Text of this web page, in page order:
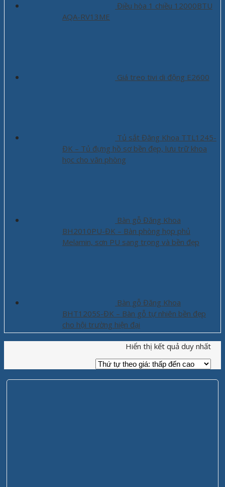
Điều hòa 1 chiều 12000BTU
AQA-RV13ME
Giá treo tivi di động E2600
Tủ sắt Đăng Khoa TTL1245-
ĐK – Tủ đựng hồ sơ bền đẹp, lưu trữ khoa
học cho văn phòng
Bàn gỗ Đăng Khoa
BH2010PU-ĐK – Bàn phòng họp phủ
Melamin, sơn PU sang trọng và bền đẹp
Bàn gỗ Đăng Khoa
BHT1205S-ĐK – Bàn gỗ tự nhiên bền đẹp
cho hội trường hiện đại
Hiển thị kết quả duy nhất